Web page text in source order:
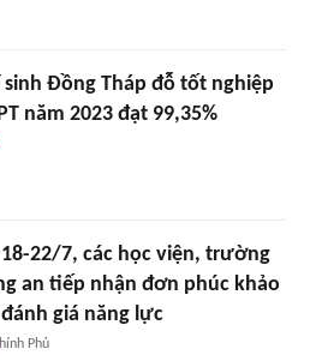
sinh Đồng Tháp đỗ tốt nghiệp
năm 2023 đạt 99,35%
22/7, các học viện, trường
an tiếp nhận đơn phúc khảo
giá năng lực
Phủ